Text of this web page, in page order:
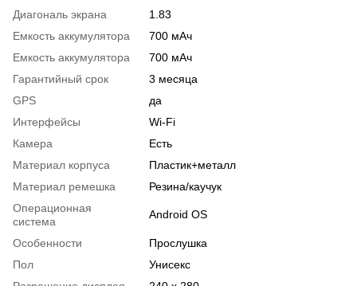
Диагональ экрана
1.83
Емкость аккумулятора
700 мАч
Емкость аккумулятора
700 мАч
Гарантийный срок
3 месяца
GPS
да
Интерфейсы
Wi-Fi
Камера
Есть
Материал корпуса
Пластик+металл
Материал ремешка
Резина/каучук
Операционная
система
Android OS
Особенности
Прослушка
Пол
Унисекс